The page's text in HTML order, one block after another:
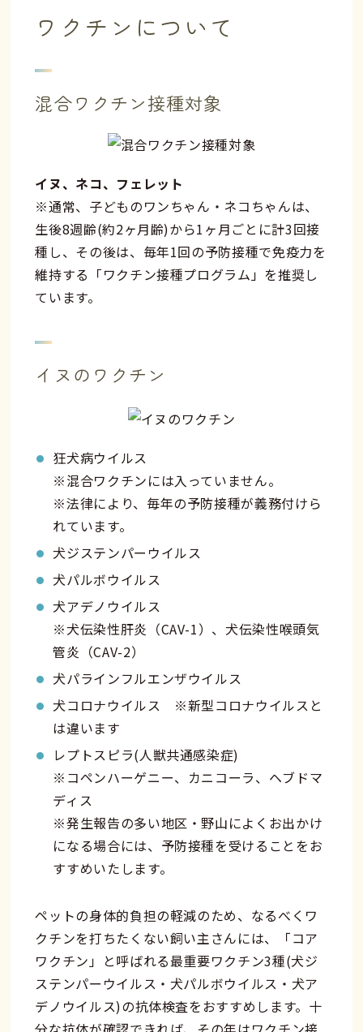
ワクチンについて
混合ワクチン接種対象
イヌ、ネコ、フェレット
※通常、子どものワンちゃん・ネコちゃんは、
生後8週齢(約2ヶ月齢)から1ヶ月ごとに計3回接
種し、その後は、毎年1回の予防接種で免疫力を
維持する「ワクチン接種プログラム」を推奨し
ています。
イヌのワクチン
狂犬病ウイルス
※混合ワクチンには入っていません。
※法律により、毎年の予防接種が義務付けら
れています。
犬ジステンパーウイルス
犬パルボウイルス
犬アデノウイルス
※犬伝染性肝炎（CAV-1）、犬伝染性喉頭気
管炎（CAV-2）
犬パラインフルエンザウイルス
犬コロナウイルス ※新型コロナウイルスと
は違います
レプトスピラ(人獣共通感染症)
※コペンハーゲニー、カニコーラ、ヘブドマ
ディス
※発生報告の多い地区・野山によくお出かけ
になる場合には、予防接種を受けることをお
すすめいたします。
ペットの身体的負担の軽減のため、なるべくワ
クチンを打ちたくない飼い主さんには、「コア
ワクチン」と呼ばれる最重要ワクチン3種(犬ジ
ステンパーウイルス・犬パルボウイルス・犬ア
デノウイルス)の抗体検査をおすすめします。十